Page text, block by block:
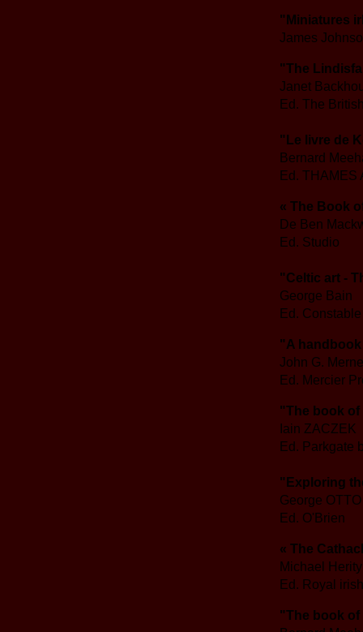
"Miniatures
James
"The
Janet
Ed. The
"Le livre de
Bernard
Ed. THAMES
« The Book
De Ben
Ed. Studio
"Celtic art -
George Bain
Ed.
"A
John G. Merne
Ed. Mercier
"The book
Iain ZACZEK
Ed. Parkgate
"Exploring
George
Ed. O'Brien
« The
Michael
Ed. Royal
"The book of